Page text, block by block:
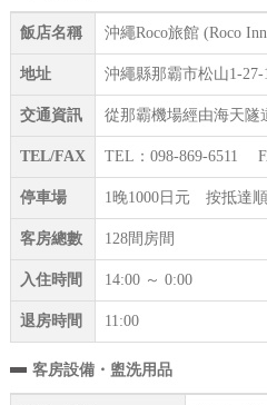
飯店名稱 沖繩Roco旅館 (Roco
地址 沖繩縣那霸市松山1-27-
交通資訊 從那霸機場經由海天隧
TEL/FAX TEL：098-869-6511
停車場 1晚1000日元 按抵達
客房總數 128間房間
入住時間 14:00 ～ 0:00
退房時間 11:00
客房設備・盥洗用品